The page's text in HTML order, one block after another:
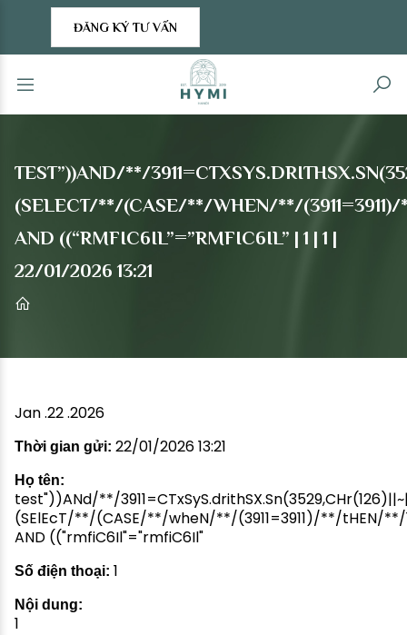
ĐĂNG KÝ TƯ VẤN
TEST”))AND/**/
(SELECT/**/(CASE/**/WHEN/**/
AND ((“RMFIC6IL”=”RMFIC6IL” | 1 | 1 |
22/01/2026 13:21
Jan .22 .2026
Thời gian gửi: 22/01/2026 13:21
Họ tên:
test"))ANd/**/
(SElEcT/**/(CASE/**/wheN/**/(3911=3911)/**/
AND (("rmfiC6Il"="rmfiC6Il"
Số điện thoại: 1
Nội dung:
1